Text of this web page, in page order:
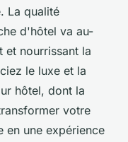
La qualité
d'hôtel va au-
et nourrissant la
le luxe et la
hôtel, dont la
votre
en une expérience